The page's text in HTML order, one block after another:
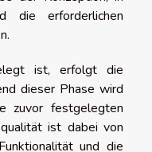
die erforderlichen
ist, erfolgt die
dieser Phase wird
zuvor festgelegten
ist dabei von
und die